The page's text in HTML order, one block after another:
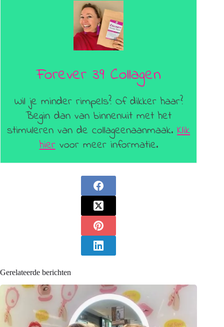
Forever 39 Collagen
Wil je minder rimpels? Of dikker haar?
Begin dan van binnenuit met het
stimuleren van de collageenaanmaak.Klik
hiervoor meer informatie.
Gerelateerde berichten